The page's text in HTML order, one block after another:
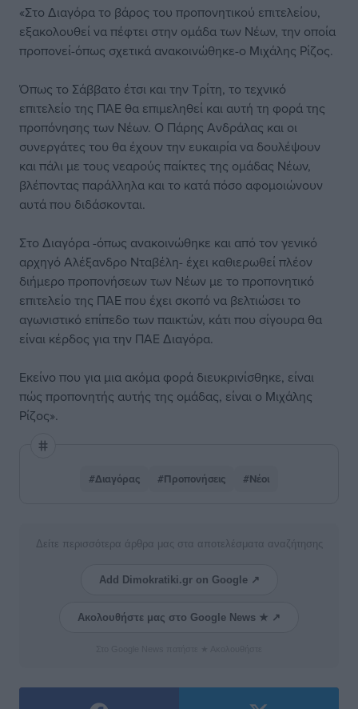
«Στο Διαγόρα το βάρος του προπονητικού επιτελείου,
εξακολουθεί να πέφτει στην ομάδα των Νέων, την οποία
προπονεί-όπως σχετικά ανακοινώθηκε-ο Μιχάλης Ρίζος.
Όπως το Σάββατο έτσι και την Τρίτη, το τεχνικό
επιτελείο της ΠΑΕ θα επιμεληθεί και αυτή τη φορά της
προπόνησης των Νέων. Ο Πάρης Ανδράλας και οι
συνεργάτες του θα έχουν την ευκαιρία να δουλέψουν
και πάλι με τους νεαρούς παίκτες της ομάδας Νέων,
βλέποντας παράλληλα και το κατά πόσο αφομοιώνουν
αυτά που διδάσκονται.
Στο Διαγόρα -όπως ανακοινώθηκε και από τον γενικό
αρχηγό Αλέξανδρο Νταβέλη- έχει καθιερωθεί πλέον
διήμερο προπονήσεων των Νέων με το προπονητικό
επιτελείο της ΠΑΕ που έχει σκοπό να βελτιώσει το
αγωνιστικό επίπεδο των παικτών, κάτι που σίγουρα θα
είναι κέρδος για την ΠΑΕ Διαγόρα.
Εκείνο που για μια ακόμα φορά διευκρινίσθηκε, είναι
πώς προπονητής αυτής της ομάδας, είναι ο Μιχάλης
Ρίζος».
#Διαγόρας #Προπονήσεις #Νέοι
Δείτε περισσότερα άρθρα μας στα αποτελέσματα αναζήτησης
Add Dimokratiki.gr on Google ↗
Ακολουθήστε μας στο Google News ★ ↗